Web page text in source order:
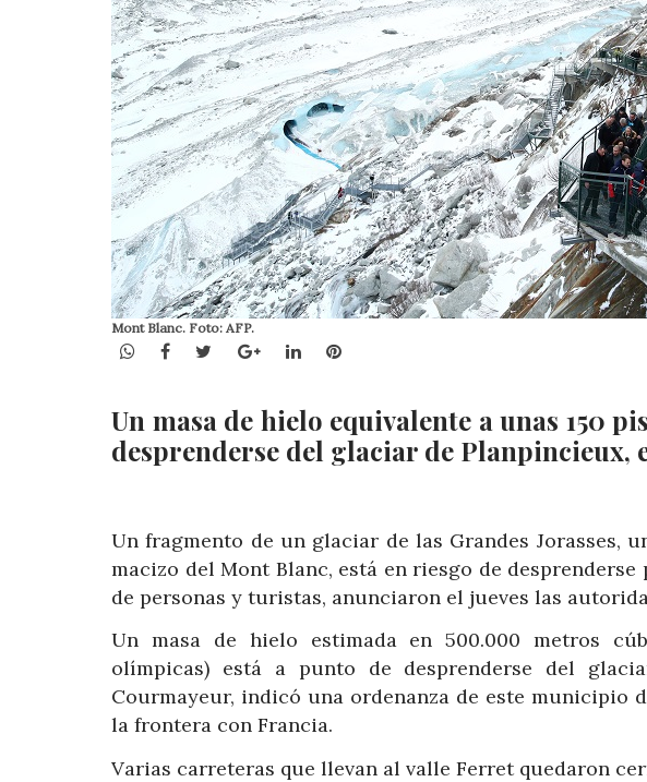
Mont Blanc. Foto: AFP.
WhatsApp
Facebook
TwitterGoogle+LinkedInPinterest
Un masa de hielo equivalente a unas 150
desprenderse del glaciar de Planpincieux,
Un fragmento de un glaciar de las Grandes Jorasses,
macizo del Mont Blanc, está en riesgo de
de personas y turistas, anunciaron el jueves las
Un masa de hielo estimada en 500.000 metros
olímpicas) está a punto de desprenderse del
Courmayeur, indicó una ordenanza de este municipio
la frontera con Francia.
Varias carreteras que llevan al valle Ferret quedaron